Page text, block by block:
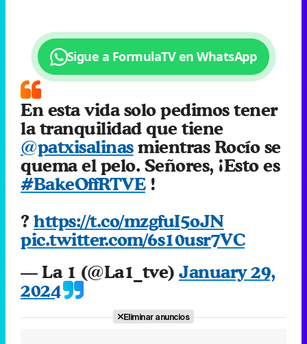
Sigue a FormulaTV en WhatsApp
En esta vida solo pedimos tener
la tranquilidad que tiene
@patxisalinasmientras Rocío se
quema el pelo. Señores, ¡Esto es
#BakeOffRTVE!
?https://t.co/mzgfuI5oJN
pic.twitter.com/6s10usr7VC
— La 1 (@La1_tve) January 29,
2024
Eliminar anuncios